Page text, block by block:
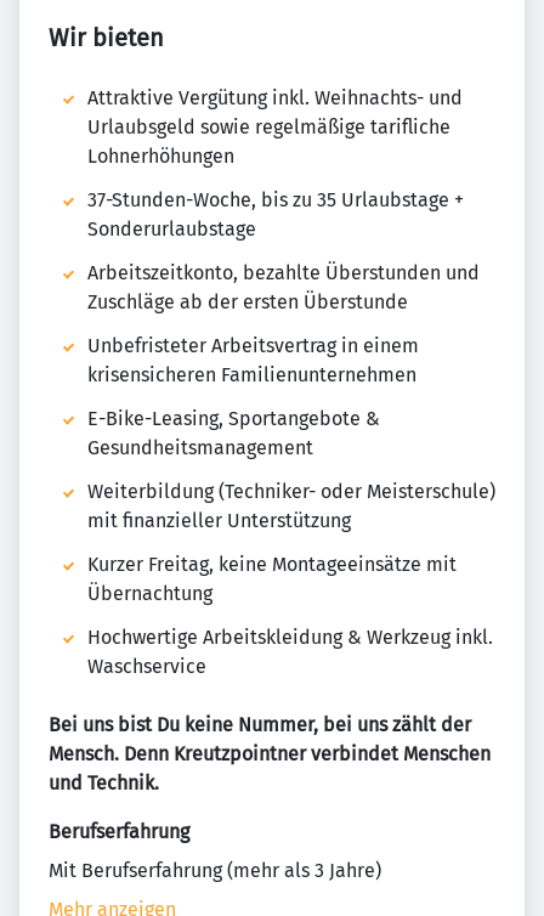
Wir bieten
Attraktive Vergütung inkl. Weihnachts- und
Urlaubsgeld sowie regelmäßige tarifliche
Lohnerhöhungen
37-Stunden-Woche, bis zu 35 Urlaubstage +
Sonderurlaubstage
Arbeitszeitkonto, bezahlte Überstunden und
Zuschläge ab der ersten Überstunde
Unbefristeter Arbeitsvertrag in einem
krisensicheren Familienunternehmen
E-Bike-Leasing, Sportangebote &
Gesundheitsmanagement
Weiterbildung (Techniker- oder Meisterschule)
mit finanzieller Unterstützung
Kurzer Freitag, keine Montageeinsätze mit
Übernachtung
Hochwertige Arbeitskleidung & Werkzeug inkl.
Waschservice
Bei uns bist Du keine Nummer, bei uns zählt der
Mensch. Denn Kreutzpointner verbindet Menschen
und Technik.
Berufserfahrung
Mit Berufserfahrung (mehr als 3 Jahre)
Mehr anzeigen